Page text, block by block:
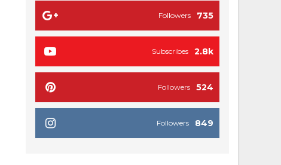
735
Followers
2.8k
Subscribes
524
Followers
849
Followers